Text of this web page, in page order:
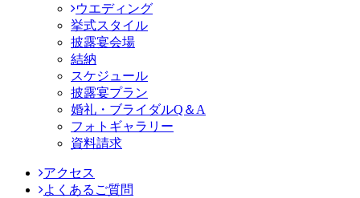
ウエディング
挙式スタイル
披露宴会場
結納
スケジュール
披露宴プラン
婚礼・ブライダルQ＆A
フォトギャラリー
資料請求
アクセス
よくあるご質問